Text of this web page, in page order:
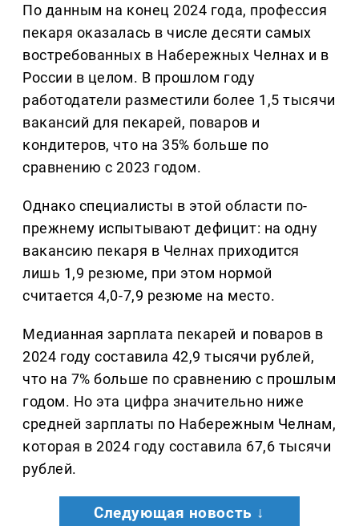
По данным на конец 2024 года, профессия
пекаря оказалась в числе десяти самых
востребованных в Набережных Челнах и в
России в целом. В прошлом году
работодатели разместили более 1,5 тысячи
вакансий для пекарей, поваров и
кондитеров, что на 35% больше по
сравнению с 2023 годом.
Однако специалисты в этой области по-
прежнему испытывают дефицит: на одну
вакансию пекаря в Челнах приходится
лишь 1,9 резюме, при этом нормой
считается 4,0-7,9 резюме на место.
Медианная зарплата пекарей и поваров в
2024 году составила 42,9 тысячи рублей,
что на 7% больше по сравнению с прошлым
годом. Но эта цифра значительно ниже
средней зарплаты по Набережным Челнам,
которая в 2024 году составила 67,6 тысячи
рублей.
Следующая новость ↓